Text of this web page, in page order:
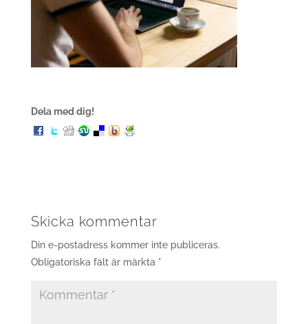
Dela med dig!
Skicka kommentar
Din e-postadress kommer inte publiceras.
Obligatoriska fält är märkta *